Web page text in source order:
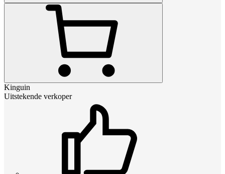
Kinguin
Uitstekende verkoper